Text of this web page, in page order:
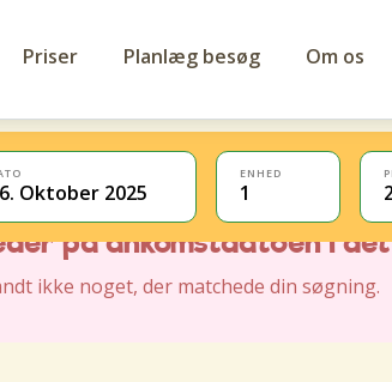
Priser Planlæg besøg Om os
Oktober 2025
ENHED
1
anbefaler vi, at du
på ankomstdatoen i
ikke noget, der matchede din søgning.